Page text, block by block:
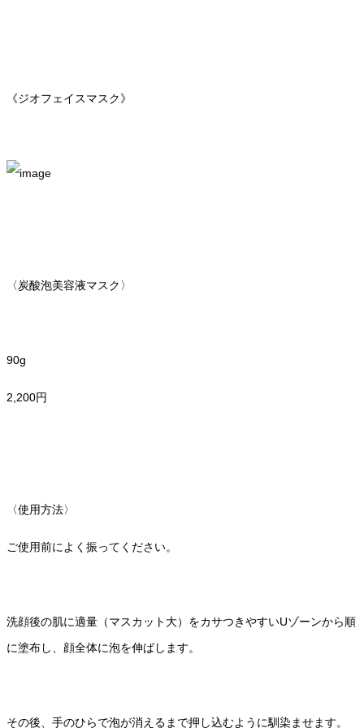
《ジオフェイスマスク》
〈炭酸泡美容液マスク〉
90g
2,200円
〈使用方法〉
ご使用前によく振ってください。
洗顔後の肌に適量（マスカット大）をカサつきやすいUゾーンから順
に塗布し、顔全体に泡を伸ばします。
その後、手のひらで泡が消えるまで押し込むように馴染ませます。